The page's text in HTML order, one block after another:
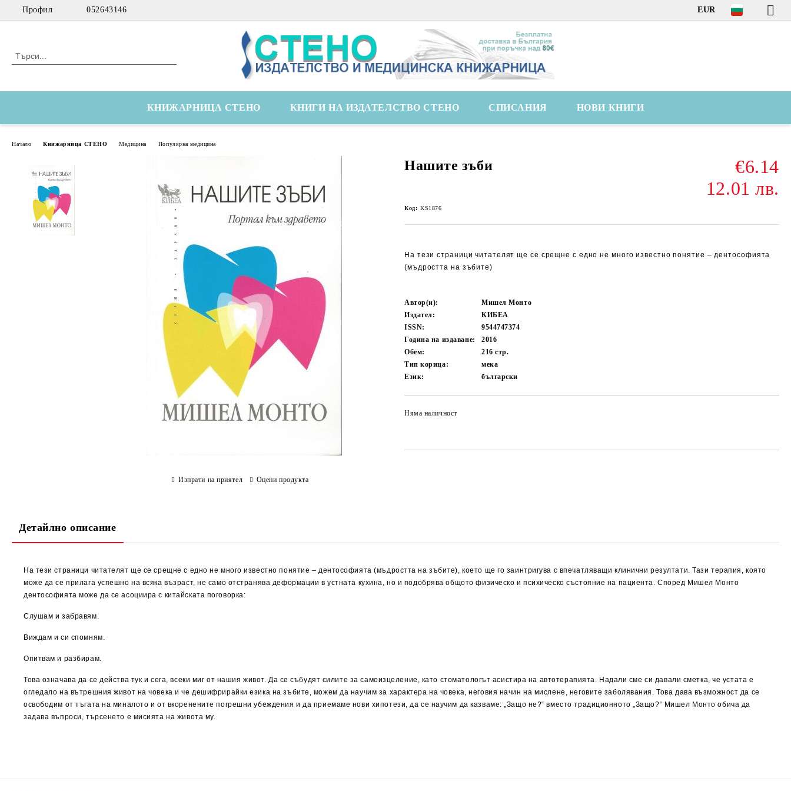
Профил 052643146 EUR
КНИЖАРНИЦА СТЕНО КНИГИ НА ИЗДАТЕЛСТВО СТЕНО СПИСАНИЯ НОВИ КНИГИ
Начало Книжарница СТЕНО Медицина Популярна медицина
Нашите зъби
€6.14
12.01 лв.
Код: KS1876
На тези страници читателят ще се срещне с едно не много известно понятие – дентософията
(мъдростта на зъбите)
Автор(и):
Мишел Монто
Издател:
КИБЕА
ISSN:
9544747374
Година на издаване:
2016
Обем:
216стр.
Тип корица:
мека
Език:
български
Няма наличност
Изпрати на приятел Оцени продукта
Детайлно описание
На тези страници читателят ще се срещне с едно не много известно понятие – дентософията (мъдростта на зъбите), което ще го заинтригува с впечатляващи клинични резултати. Тази терапия, която
може да се прилага успешно на всяка възраст, не само отстранява деформации в устната кухина, но и подобрява общото физическо и психическо състояние на пациента. Според Мишел Монто
дентософията може да се асоциира с китайската поговорка:
Слушам и забравям.
Виждам и си спомням.
Опитвам и разбирам.
Това означава да се действа тук и сега, всеки миг от нашия живот. Да се събудят силите за самоизцеление, като стоматологът асистира на автотерапията. Надали сме си давали сметка, че устата е
огледало на вътрешния живот на човека и че дешифрирайки езика на зъбите, можем да научим за характера на човека, неговия начин на мислене, неговите заболявания. Това дава възможност да се
освободим от тъгата на миналото и от вкоренените погрешни убеждения и да приемаме нови хипотези, да се научим да казваме: „Защо не?“ вместо традиционното „Защо?“ Мишел Монто обича да
задава въпроси, търсенето е мисията на живота му.